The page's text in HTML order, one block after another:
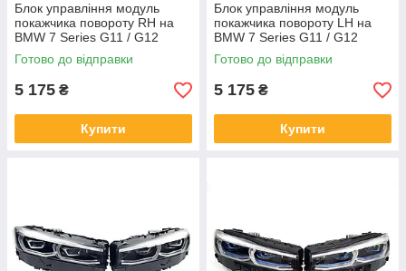
Блок управління модуль
покажчика повороту RH на
BMW 7 Series G11 / G12
2019-2023 року
Готово до відправки
5 175 ₴
Купити
Блок управління модуль
покажчика повороту LH на
BMW 7 Series G11 / G12
2019-2023 року
Готово до відправки
5 175 ₴
Купити